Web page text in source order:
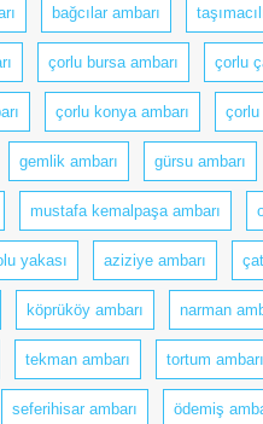
bağcılar ambarı
çorlu bursa ambarı çorlu
çorlu konya ambarı çorlu
gemlik ambarı gürsu ambarı
mustafa kemalpaşa ambarı
yakası aziziye ambarı
köprüköy ambarı narman
tekman ambarı tortum ambarı
seferihisar ambarı ödemiş